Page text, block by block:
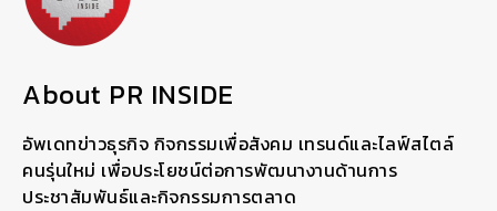
About PR INSIDE
อัพเดทข่าวธุรกิจ กิจกรรมเพื่อสังคม เทรนด์และไลฟ์สไตล์
คนรุ่นใหม่ เพื่อประโยชน์ต่อการพัฒนางานด้านการ
ประชาสัมพันธ์และกิจกรรมการตลาด